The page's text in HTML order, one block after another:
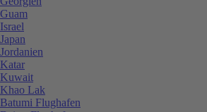
Guam
Israel
Japan
Jordanien
Katar
Kuwait
Khao Lak
Batumi Flughafen